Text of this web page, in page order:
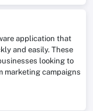
application that
and easily. These
looking to
marketing campaigns